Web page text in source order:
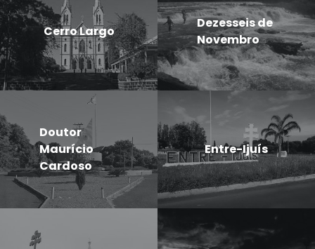
Cerro Largo
Dezesseis de
Novembro
Doutor
Maurício
Cardoso
Entre-Ijuís